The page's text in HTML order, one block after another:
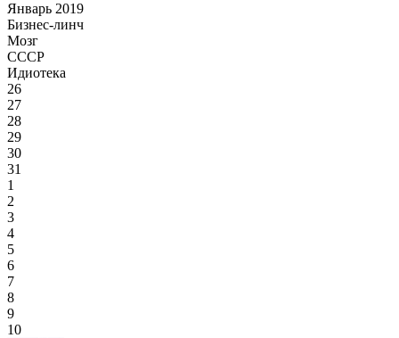
Январь 2019
Бизнес-линч
Мозг
СССР
Идиотека
26
27
28
29
30
31
1
2
3
4
5
6
7
8
9
10